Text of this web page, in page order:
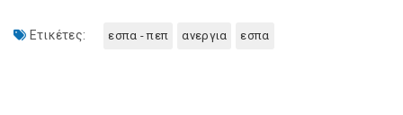
Ετικέτες: εσπα - πεπ ανεργια εσπα